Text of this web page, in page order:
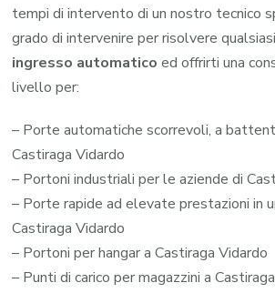
tempi di intervento di un nostro tecnico
grado di intervenire per risolvere
ingresso automatico ed offrirti una
livello per:
– Porte automatiche scorrevoli, a
Castiraga Vidardo
– Portoni industriali per le aziende di
– Porte rapide ad elevate prestazioni in
Castiraga Vidardo
– Portoni per hangar a Castiraga Vidardo
– Punti di carico per magazzini a